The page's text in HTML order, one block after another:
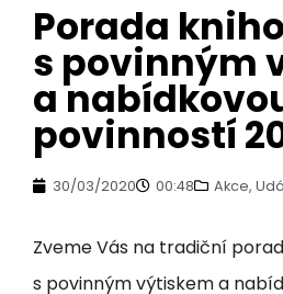
Porada
s povinným
a
povinností
30/03/2020 00:48 Akce,
Zveme Vás na tradiční
s povinným výtiskem a